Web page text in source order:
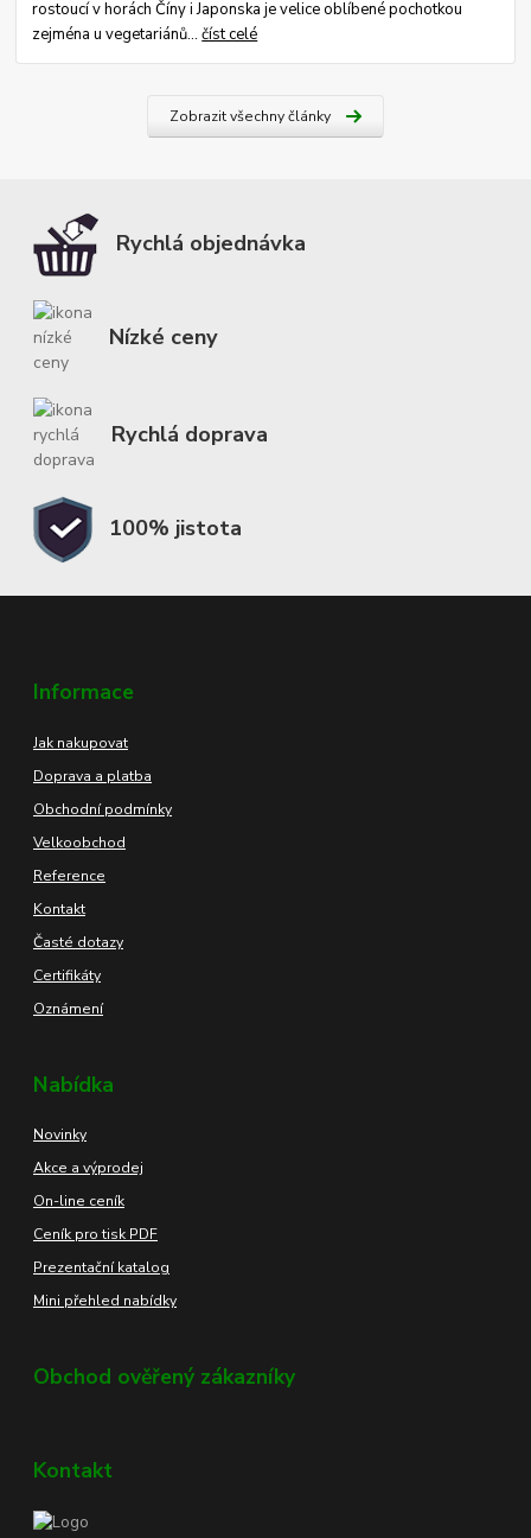
rostoucí v horách Číny i Japonska je velice oblíbené pochotkou
zejména u vegetariánů...číst celé
Zobrazit všechny články
Rychlá objednávka
Nízké ceny
Rychlá doprava
100% jistota
Informace
Jak nakupovat
Doprava a platba
Obchodní podmínky
Velkoobchod
Reference
Kontakt
Časté dotazy
Certifikáty
Oznámení
Nabídka
Novinky
Akce a výprodej
On-line ceník
Ceník pro tisk PDF
Prezentační katalog
Mini přehled nabídky
Obchod ověřený zákazníky
Kontakt